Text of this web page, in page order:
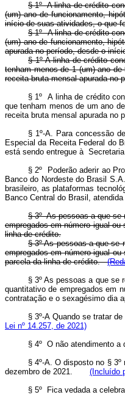
§ 1º A linha de crédito
(um) ano de funcionamento,
início de suas atividades, o que
§ 1º A linha de crédito
(um) ano de funcionamento,
apurada no período, desde o
§ 1º A linha de crédito
tenham menos de 1 (um) ano
receita bruta mensal apurada
§ 1º A linha de crédito
que tenham menos de um ano
receita bruta mensal apurada
§ 1º-A. Para concessão
Especial da Receita Federal do
está sendo entregue à
§ 2º Poderão aderir ao
Banco do Nordeste do Brasil
brasileiro, as plataformas
Banco Central do Brasil,
§ 3º As pessoas a que se
empregados em número igual
linha de crédito.
§ 3º As pessoas a que se
empregados em número igual
parcela da linha de crédito.
§ 3º As pessoas a que se
quantitativo de empregados em
contratação e o sexagésimo dia
§ 3º-A Quando se tratar
Lei nº 14.257, de 2021)
§ 4º O não atendimento a
§ 4º-A. O disposto no §
dezembro de 2021. (Incluído
§ 5º Fica vedada a